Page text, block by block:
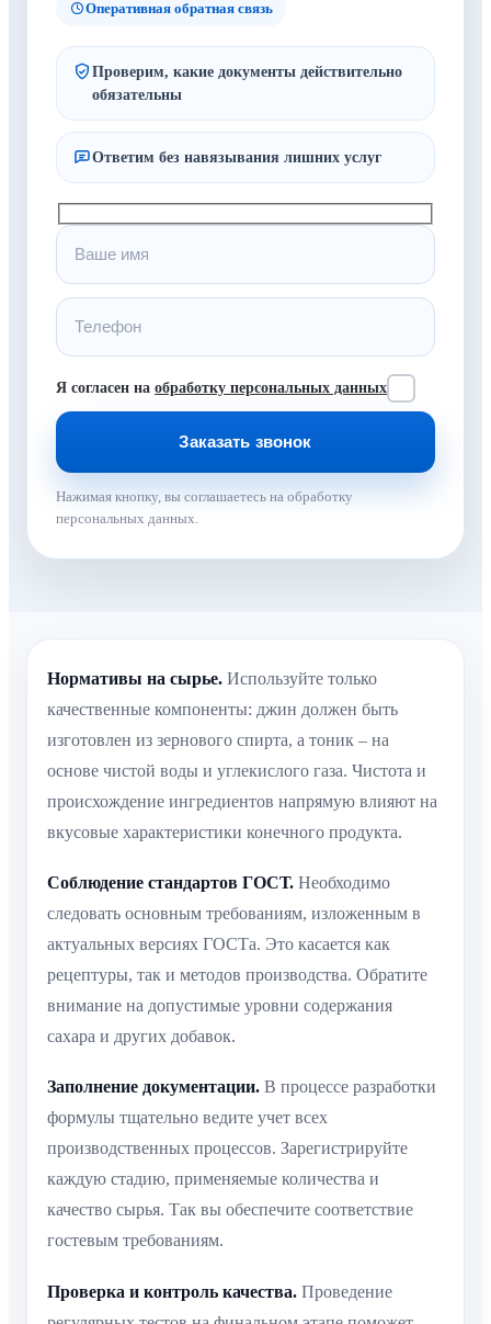
Оперативная обратная связь
Проверим, какие документы действительно
обязательны
Ответим без навязывания лишних услуг
Я согласен на обработку персональных данных
Нажимая кнопку, вы соглашаетесь на обработку
персональных данных.
Нормативы на сырье. Используйте только
качественные компоненты: джин должен быть
изготовлен из зернового спирта, а тоник – на
основе чистой воды и углекислого газа. Чистота и
происхождение ингредиентов напрямую влияют на
вкусовые характеристики конечного продукта.
Соблюдение стандартов ГОСТ. Необходимо
следовать основным требованиям, изложенным в
актуальных версиях ГОСТа. Это касается как
рецептуры, так и методов производства. Обратите
внимание на допустимые уровни содержания
сахара и других добавок.
Заполнение документации. В процессе разработки
формулы тщательно ведите учет всех
производственных процессов. Зарегистрируйте
каждую стадию, применяемые количества и
качество сырья. Так вы обеспечите соответствие
гостевым требованиям.
Проверка и контроль качества. Проведение